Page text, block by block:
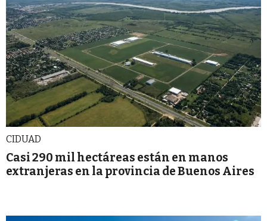
CIDUAD
Casi 290 mil hectáreas están en manos
extranjeras en la provincia de Buenos Aires